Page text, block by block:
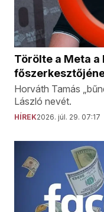
Törölte a Meta
Horváth Tamás
László nevét.
HÍREK2026. júl. 29. 07:17